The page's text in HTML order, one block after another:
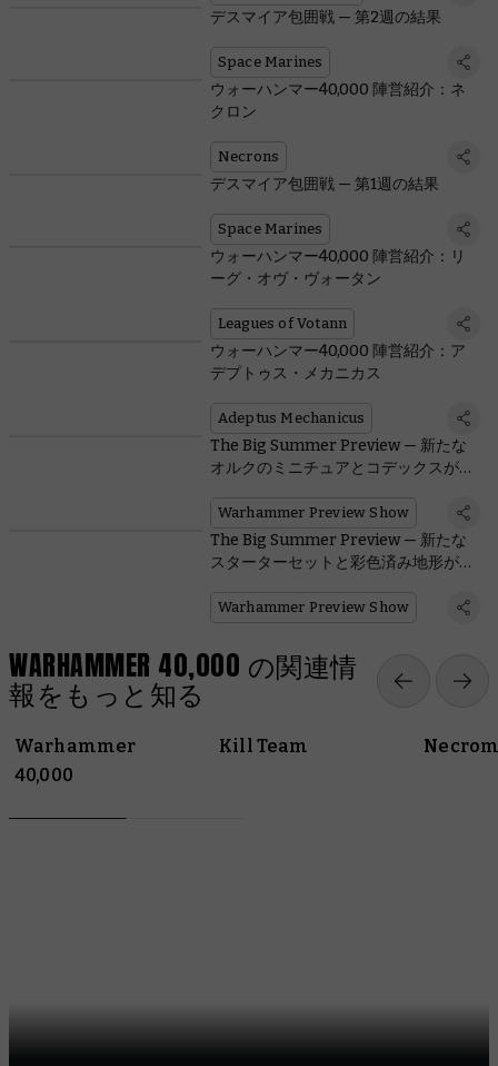
デスマイア包囲戦 — 第2週の結果
Space Marines
ウォーハンマー40,000 陣営紹介：ネ
クロン
Necrons
デスマイア包囲戦 — 第1週の結果
Space Marines
ウォーハンマー40,000 陣営紹介：リ
ーグ・オヴ・ヴォータン
Leagues of Votann
ウォーハンマー40,000 陣営紹介：ア
デプトゥス・メカニカス
Adeptus Mechanicus
The Big Summer Preview — 新たな
オルクのミニチュアとコデックスが登
Warhammer Preview Show
The Big Summer Preview — 新たな
スターターセットと彩色済み地形が登
Warhammer Preview Show
WARHAMMER 40,000 の関連情
報をもっと知る
Warhammer
40,000
Kill Team